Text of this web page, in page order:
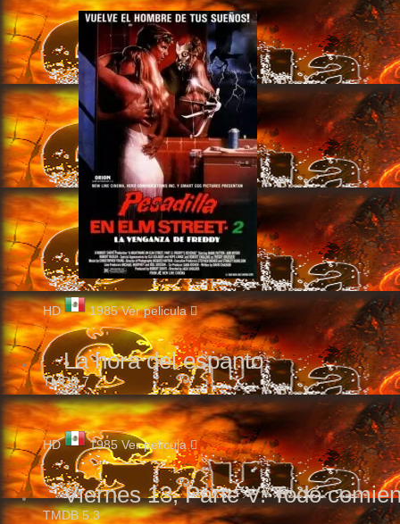
HD 1985 Ver pelicula
La hora del espanto
TMDB7
HD 1985 Ver pelicula
Viernes 13, Parte V: Todo
TMDB5.3